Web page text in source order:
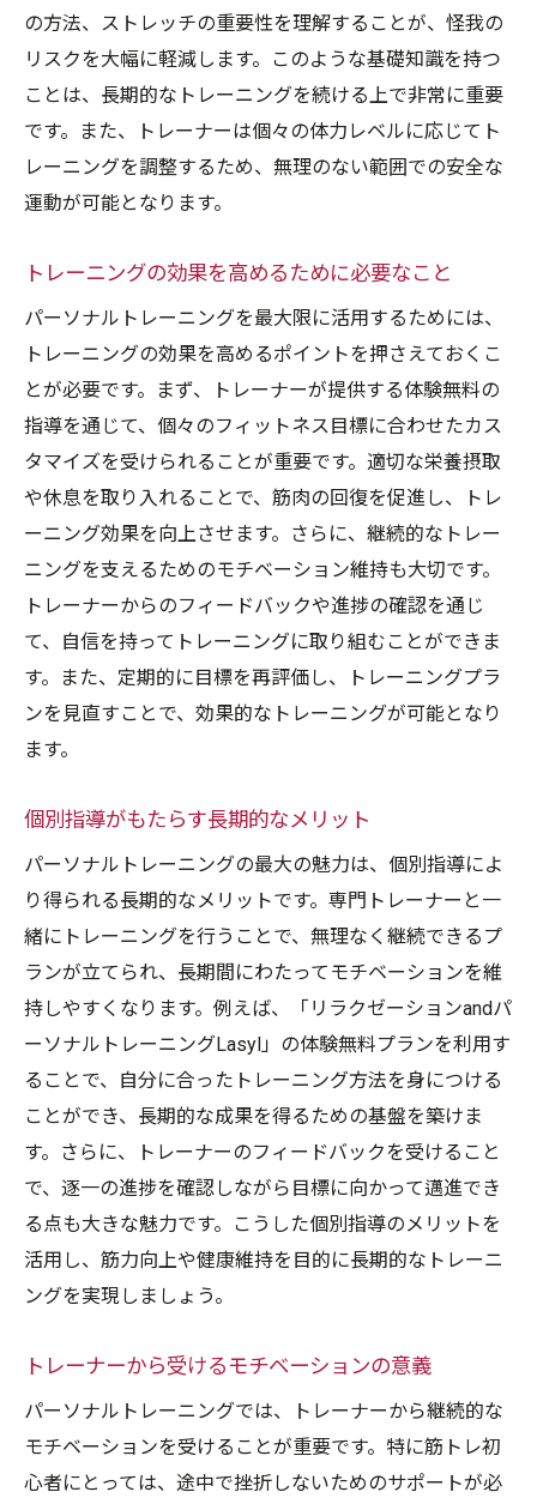
の方法、ストレッチの重要性を理解することが、怪我の
リスクを大幅に軽減します。このような基礎知識を持つ
ことは、長期的なトレーニングを続ける上で非常に重要
です。また、トレーナーは個々の体力レベルに応じてト
レーニングを調整するため、無理のない範囲での安全な
運動が可能となります。
トレーニングの効果を高めるために必要なこと
パーソナルトレーニングを最大限に活用するためには、
トレーニングの効果を高めるポイントを押さえておくこ
とが必要です。まず、トレーナーが提供する体験無料の
指導を通じて、個々のフィットネス目標に合わせたカス
タマイズを受けられることが重要です。適切な栄養摂取
や休息を取り入れることで、筋肉の回復を促進し、トレ
ーニング効果を向上させます。さらに、継続的なトレー
ニングを支えるためのモチベーション維持も大切です。
トレーナーからのフィードバックや進捗の確認を通じ
て、自信を持ってトレーニングに取り組むことができま
す。また、定期的に目標を再評価し、トレーニングプラ
ンを見直すことで、効果的なトレーニングが可能となり
ます。
個別指導がもたらす長期的なメリット
パーソナルトレーニングの最大の魅力は、個別指導によ
り得られる長期的なメリットです。専門トレーナーと一
緒にトレーニングを行うことで、無理なく継続できるプ
ランが立てられ、長期間にわたってモチベーションを維
持しやすくなります。例えば、「リラクゼーションandパ
ーソナルトレーニングLasyl」の体験無料プランを利用す
ることで、自分に合ったトレーニング方法を身につける
ことができ、長期的な成果を得るための基盤を築けま
す。さらに、トレーナーのフィードバックを受けること
で、逐一の進捗を確認しながら目標に向かって邁進でき
る点も大きな魅力です。こうした個別指導のメリットを
活用し、筋力向上や健康維持を目的に長期的なトレーニ
ングを実現しましょう。
トレーナーから受けるモチベーションの意義
パーソナルトレーニングでは、トレーナーから継続的な
モチベーションを受けることが重要です。特に筋トレ初
心者にとっては、途中で挫折しないためのサポートが必